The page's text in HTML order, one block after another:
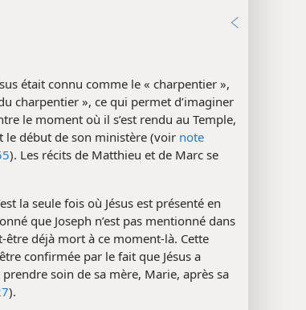
était connu comme le « charpentier »,
charpentier », ce qui permet d’imaginer
le moment où il s’est rendu au Temple,
le début de son ministère (voir note
). Les récits de Matthieu et de Marc se
la seule fois où Jésus est présenté en
que Joseph n’est pas mentionné dans
être déjà mort à ce moment-là. Cette
confirmée par le fait que Jésus a
prendre soin de sa mère, Marie, après sa
).